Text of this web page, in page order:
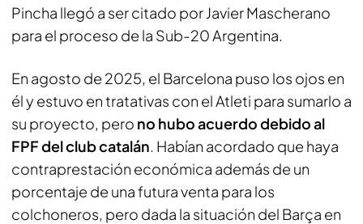
Pincha llegó a ser citado por Javier Mascherano
para el proceso de la Sub-20 Argentina.
En agosto de 2025, el Barcelona puso los ojos en
él y estuvo en tratativas con el Atleti para sumarlo a
su proyecto, pero no hubo acuerdo debido al
FPF del club catalán. Habían acordado que haya
contraprestación económica además de un
porcentaje de una futura venta para los
colchoneros, pero dada la situación del Barça en